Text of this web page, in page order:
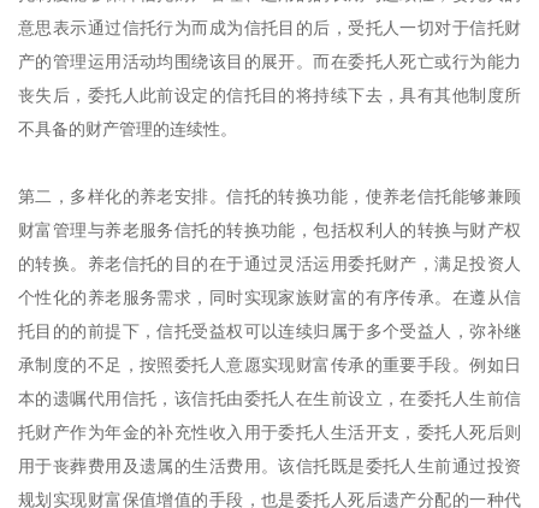
意思表示通过信托行为而成为信托目的后，受托人一切对于信托财
产的管理运用活动均围绕该目的展开。而在委托人死亡或行为能力
丧失后，委托人此前设定的信托目的将持续下去，具有其他制度所
不具备的财产管理的连续性。
第二，多样化的养老安排。信托的转换功能，使养老信托能够兼顾
财富管理与养老服务信托的转换功能，包括权利人的转换与财产权
的转换。养老信托的目的在于通过灵活运用委托财产，满足投资人
个性化的养老服务需求，同时实现家族财富的有序传承。在遵从信
托目的的前提下，信托受益权可以连续归属于多个受益人，弥补继
承制度的不足，按照委托人意愿实现财富传承的重要手段。例如日
本的遗嘱代用信托，该信托由委托人在生前设立，在委托人生前信
托财产作为年金的补充性收入用于委托人生活开支，委托人死后则
用于丧葬费用及遗属的生活费用。该信托既是委托人生前通过投资
规划实现财富保值增值的手段，也是委托人死后遗产分配的一种代